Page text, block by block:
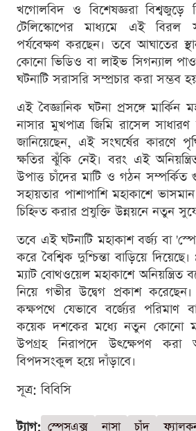
খগোলবিদ ও বিশেষজ্ঞরা বিশ্বজুড়ে
টেলিস্কোপের মাধ্যমে এই বিরল
পর্যবেক্ষণ করছেন। তবে আঘাতের
কোনো ভিডিও বা লাইভ সিগন্যাল
ঘটনাটি সরাসরি সম্প্রচার করা সম্ভব
এই বৈজ্ঞানিক ঘটনা প্রসঙ্গে মার্কিন
নাসার মুখপাত্র জিমি রাসেল
জানিয়েছেন, এই সংঘর্ষের কারণে
ক্ষতির ঝুঁকি নেই। বরং এই
উপাত্ত চাঁদের মাটি ও গঠন সম্পর্কিত
সহায়তার পাশাপাশি মহাকাশে
চিহ্নিত করার প্রযুক্তি উন্নয়নে নতুন
তবে এই ঘটনাটি মহাকাশ বর্জ্য বা
করে বৈশ্বিক দুশ্চিন্তা বাড়িয়ে দিয়েছে।
ম্যাট বোথওয়েল মহাকাশে অনিয়ন্ত্রিত
নিয়ে গভীর উদ্বেগ প্রকাশ
কক্ষপথে যেভাবে বর্জ্যের পরিমাণ
কয়েক দশকের মধ্যে নতুন কোনো
উপগ্রহ নিরাপদে উৎক্ষেপণ করা
বিপদসংকুল হয়ে দাঁড়াবে।
সূত্র: বিবিসি
ট্যাগ: স্পেসএক্স নাসা চাঁদ